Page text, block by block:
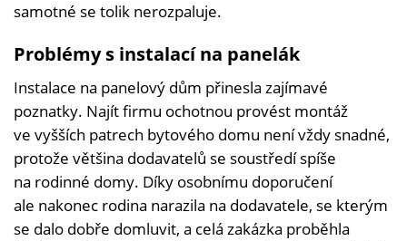
samotné se tolik nerozpaluje.
Problémy s instalací na panelák
Instalace na panelový dům přinesla zajímavé
poznatky. Najít firmu ochotnou provést montáž
ve vyšších patrech bytového domu není vždy snadné,
protože většina dodavatelů se soustředí spíše
na rodinné domy. Díky osobnímu doporučení
ale nakonec rodina narazila na dodavatele, se kterým
se dalo dobře domluvit, a celá zakázka proběhla